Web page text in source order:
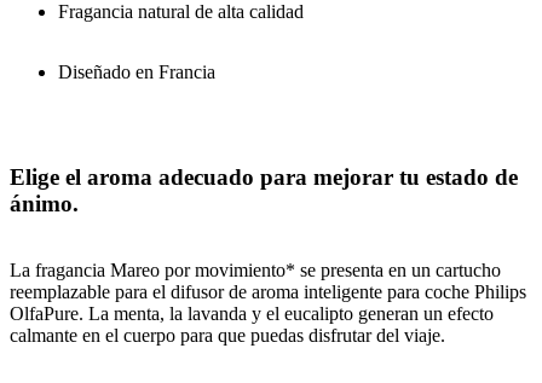
Fragancia natural de alta calidad
Diseñado en Francia
Elige el aroma adecuado para mejorar tu estado de
ánimo.
La fragancia Mareo por movimiento* se presenta en un cartucho
reemplazable para el difusor de aroma inteligente para coche Philips
OlfaPure. La menta, la lavanda y el eucalipto generan un efecto
calmante en el cuerpo para que puedas disfrutar del viaje.